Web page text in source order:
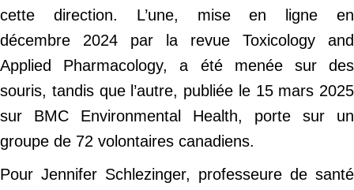
cette direction. L’une, mise en ligne en
décembre 2024 par la revue Toxicology and
Applied Pharmacology, a été menée sur des
souris, tandis que l’autre, publiée le 15 mars 2025
sur BMC Environmental Health, porte sur un
groupe de 72 volontaires canadiens.
Pour Jennifer Schlezinger, professeure de santé